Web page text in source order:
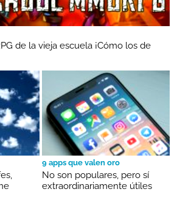
de la vieja escuela ¡Cómo los de
9 apps que valen oro
No son populares, pero sí
extraordinariamente útiles